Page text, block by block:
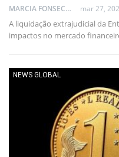
MARCIA FONSECA - FINANCIAL CONSULTANT mar 27,
A liquidação extrajudicial da
impactos no mercado
NEWS GLOBAL